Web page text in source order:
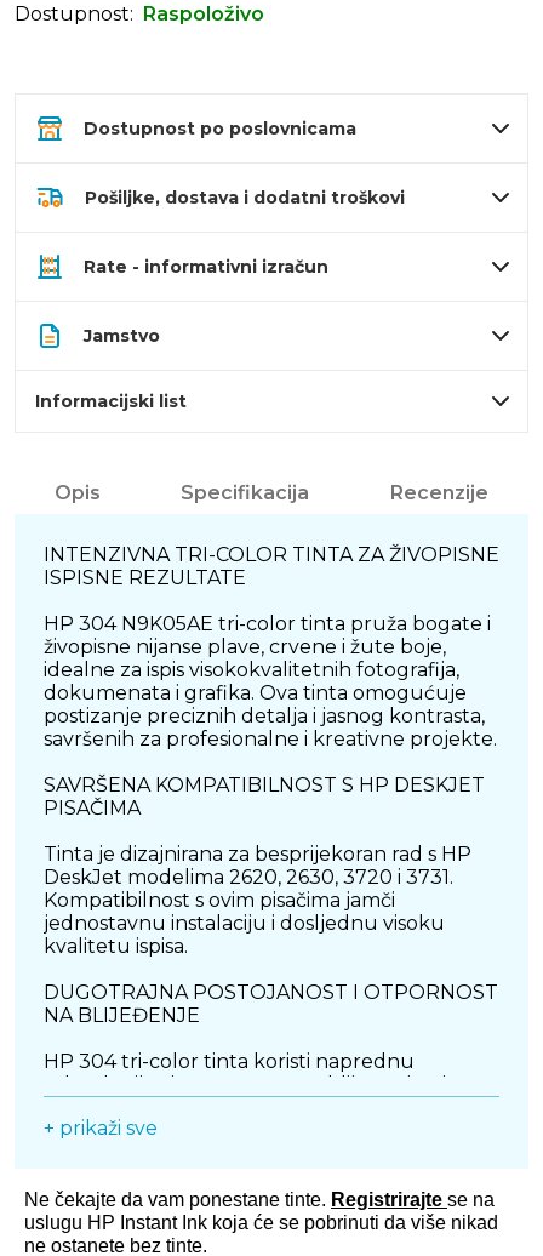
Dostupnost:
Raspoloživo
Dostupnost po poslovnicama
Pošiljke, dostava i dodatni troškovi
Rate - informativni izračun
Jamstvo
Informacijski list
Opis Specifikacija Recenzije
INTENZIVNA TRI-COLOR TINTA ZA ŽIVOPISNE
ISPISNE REZULTATE
HP 304 N9K05AE tri-color tinta pruža bogate i
živopisne nijanse plave, crvene i žute boje,
idealne za ispis visokokvalitetnih fotografija,
dokumenata i grafika. Ova tinta omogućuje
postizanje preciznih detalja i jasnog kontrasta,
savršenih za profesionalne i kreativne projekte.
SAVRŠENA KOMPATIBILNOST S HP DESKJET
PISAČIMA
Tinta je dizajnirana za besprijekoran rad s HP
DeskJet modelima 2620, 2630, 3720 i 3731.
Kompatibilnost s ovim pisačima jamči
jednostavnu instalaciju i dosljednu visoku
kvalitetu ispisa.
DUGOTRAJNA POSTOJANOST I OTPORNOST
NA BLIJEĐENJE
HP 304 tri-color tinta koristi naprednu
dokumenti i fotografije zadržat će svoju
VISOKA UČINKOVITOST I ISPLATIVOST
+ prikaži sve
Ne čekajte da vam ponestane tinte. Registrirajte se na
uslugu HP Instant Ink koja će se pobrinuti da više nikad
ne ostanete bez tinte.